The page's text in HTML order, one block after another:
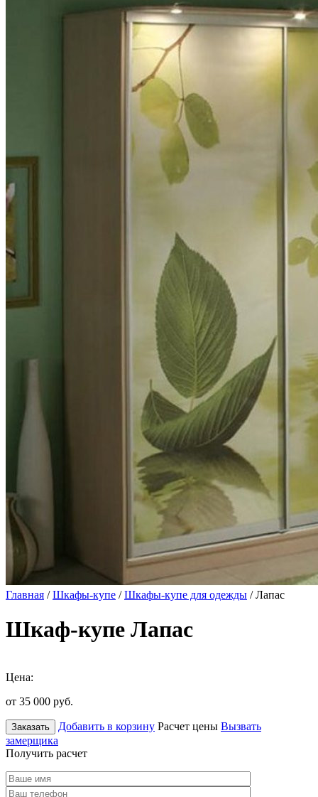
Главная /Шкафы-купе /Шкафы-купе для одежды / Лапас
Шкаф-купе Лапас
Цена:
от 35 000 руб.
Заказать Добавить в корзину Расчет цены Вызвать
замерщика
Получить расчет